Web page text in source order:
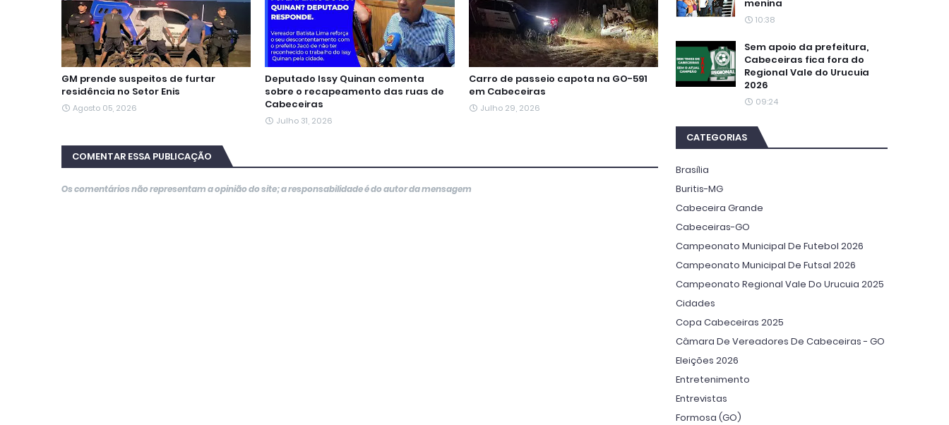
GM prende suspeitos de furtar
residência no Setor Enis
Agosto 05, 2026
Deputado Issy Quinan comenta
sobre o recapeamento das ruas de
Cabeceiras
Julho 31, 2026
Carro de passeio capota na GO-591
em Cabeceiras
Julho 29, 2026
COMENTAR ESSA PUBLICAÇÃO
Os comentários não representam a opinião do site; a responsabilidade é do autor da mensagem
menina
10:38
Sem apoio da prefeitura,
Cabeceiras fica fora do
Regional Vale do Urucuia
2026
09:24
CATEGORIAS
Brasília
Buritis-MG
Cabeceira Grande
Cabeceiras-GO
Campeonato Municipal De Futebol 2026
Campeonato Municipal De Futsal 2026
Campeonato Regional Vale Do Urucuia 2025
Cidades
Copa Cabeceiras 2025
Câmara De Vereadores De Cabeceiras - GO
Eleições 2026
Entretenimento
Entrevistas
Formosa (GO)